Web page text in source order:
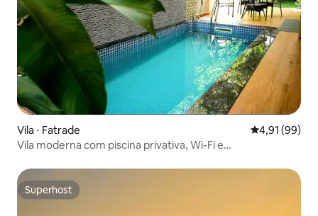
Vila ⋅ Fatrade 4,91 de uma
4,91 (99)
Vila moderna com piscina privativa, Wi-Fi e
Superhost
Superhost